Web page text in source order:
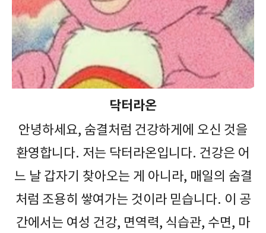
닥터라온
안녕하세요, 숨결처럼 건강하게에 오신 것을
환영합니다. 저는 닥터라온입니다. 건강은 어
느 날 갑자기 찾아오는 게 아니라, 매일의 숨결
처럼 조용히 쌓여가는 것이라 믿습니다. 이 공
간에서는 여성 건강, 면역력, 식습관, 수면, 마